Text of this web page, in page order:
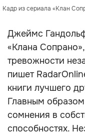
Кадр из сериала «Клан
Джеймс
«Клана
тревожности
пишет
книги лучшего
Главным
сомнения в
способностях.